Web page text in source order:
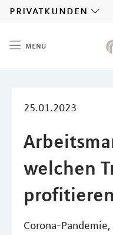
privatkunden
menü
25.01.2023
welchen
profitieren
Corona-